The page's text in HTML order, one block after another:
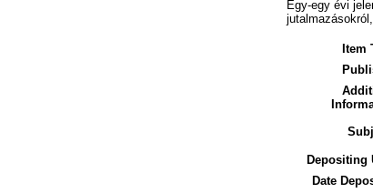
Egy-egy évi
Item
Depositing
Date